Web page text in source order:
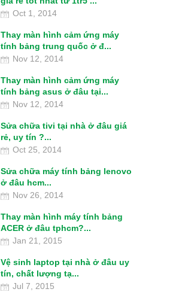
Oct 1, 2014
Thay màn hình cảm ứng máy
tính bảng trung quốc ở đ...
Nov 12, 2014
Thay màn hình cảm ứng máy
tính bảng asus ở đâu tại...
Nov 12, 2014
Sửa chữa tivi tại nhà ở đâu giá
rẻ, uy tín ?...
Oct 25, 2014
Sửa chữa máy tính bảng lenovo
ở đâu hcm...
Nov 26, 2014
Thay màn hình máy tính bảng
ACER ở đâu tphcm?...
Jan 21, 2015
Vệ sinh laptop tại nhà ở đâu uy
tín, chất lượng tạ...
Jul 7, 2015